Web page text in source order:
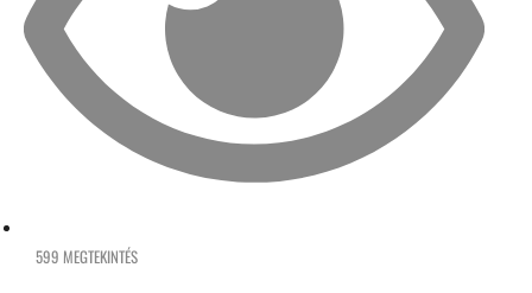
599 MEGTEKINTÉS